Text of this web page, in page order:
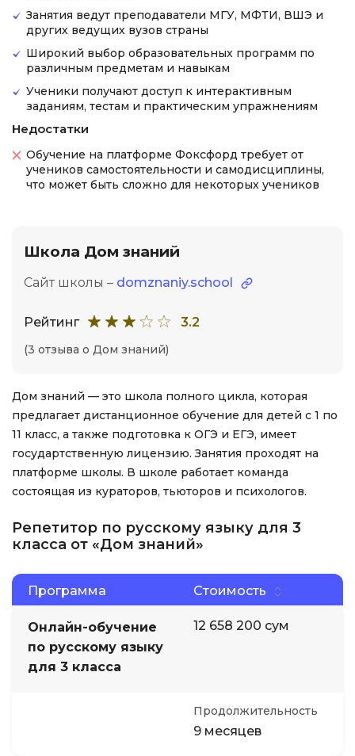
Занятия ведут преподаватели МГУ, МФТИ, ВШЭ и
других ведущих вузов страны
Широкий выбор образовательных программ по
различным предметам и навыкам
Ученики получают доступ к интерактивным
заданиям, тестам и практическим упражнениям
Недостатки
Обучение на платформе Фоксфорд требует от
учеников самостоятельности и самодисциплины,
что может быть сложно для некоторых учеников
Школа Дом знаний
Сайт школы – domznaniy.school
Рейтинг 3.2
(3 отзыва о Дом знаний)
Дом знаний — это школа полного цикла, которая
предлагает дистанционное обучение для детей с 1 по
11 класс, а также подготовка к ОГЭ и ЕГЭ, имеет
государтственную лицензию. Занятия проходят на
платформе школы. В школе работает команда
состоящая из кураторов, тьюторов и психологов.
Репетитор по русскому языку для 3
класса от «Дом знаний»
Программа Стоимость
Онлайн-обучение
по русскому языку
для 3 класса
12 658 200 сум
Продолжительность
9 месяцев